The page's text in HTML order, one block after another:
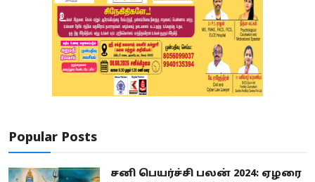
Popular Posts
சனி பெயர்ச்சி பலன் 2024: ஏழரை